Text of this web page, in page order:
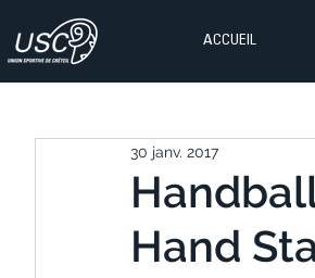
ACCUEIL
Hand
30 janv. 2017